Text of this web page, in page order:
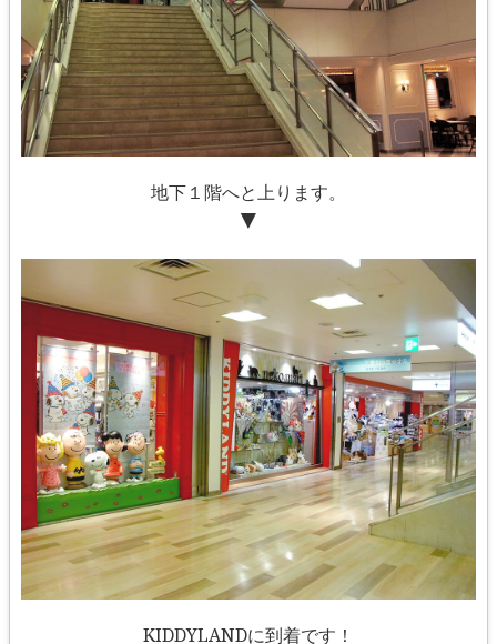
地下１階へと上ります。
▼
KIDDYLANDに到着です！